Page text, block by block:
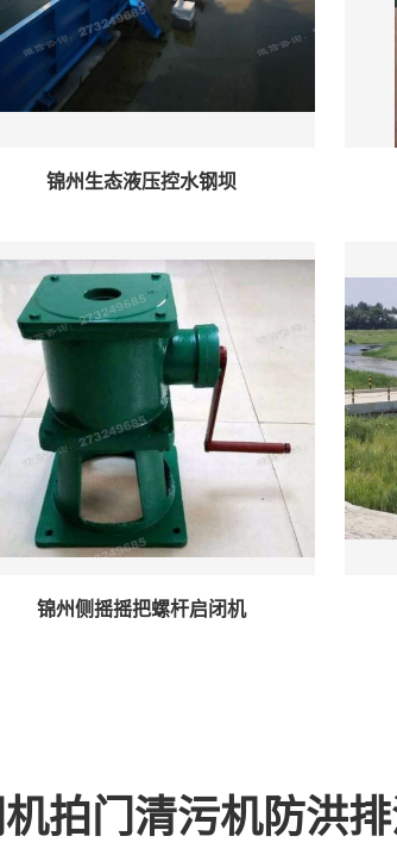
锦州生态液压控水钢坝
锦州侧摇摇把螺杆启闭机
拍门清污机防洪